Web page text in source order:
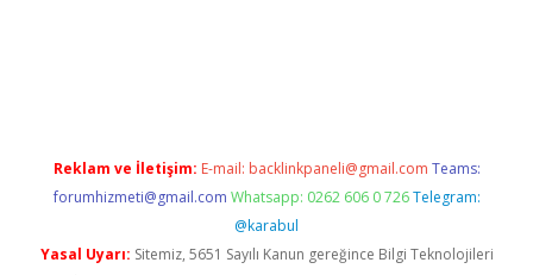
Reklam ve İletişim: E-mail: backlinkpaneli@gmail.com Teams:
forumhizmeti@gmail.com Whatsapp: 0262 606 0 726 Telegram:
@karabul
Yasal Uyarı: Sitemiz, 5651 Sayılı Kanun gereğince Bilgi Teknolojileri